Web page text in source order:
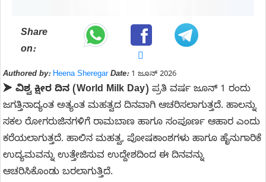
Share
on:
Authored by: Heena Sheregar Date:1 ಜೂನ್ 2026
➤ ವಿಶ್ವ ಕ್ಷೀರ ದಿನ (World Milk Day) ಪ್ರತಿ ವರ್ಷ ಜೂನ್ 1 ರಂದು
ಜಗತ್ತಿನಾದ್ಯಂತ ಅತ್ಯಂತ ಮಹತ್ವದ ದಿನವಾಗಿ ಆಚರಿಸಲಾಗುತ್ತದೆ. ಹಾಲನ್ನು
ಸಕಲ ರೋಗರುಜಿನಗಳಿಗೆ ರಾಮಬಾಣ ಹಾಗೂ ಸಂಪೂರ್ಣ ಆಹಾರ ಎಂದು
ಕರೆಯಲಾಗುತ್ತದೆ. ಹಾಲಿನ ಮಹತ್ವ, ಪೋಷಕಾಂಶಗಳು ಹಾಗೂ ಹೈನುಗಾರಿಕೆ
ಉದ್ಯಮವನ್ನು ಉತ್ತೇಜಿಸುವ ಉದ್ದೇಶದಿಂದ ಈ ದಿನವನ್ನು
ಆಚರಿಸಿಕೊಂಡು ಬರಲಾಗುತ್ತಿದೆ.